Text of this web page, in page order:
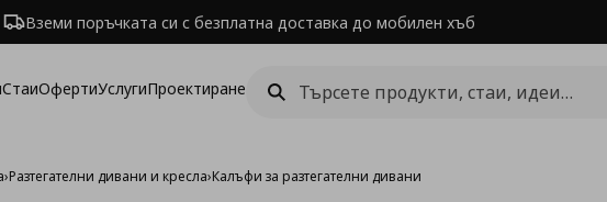
Вземи поръчката си с безплатна доставка до мобилен хъб
СтаиОфертиУслугиПроектиране
›Разтегателни дивани и кресла›Калъфи за разтегателни дивани